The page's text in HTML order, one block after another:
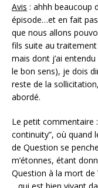
Avis : ahhh beaucoup
épisode…et en fait
que nous allons
fils suite au traitement
mais dont j’ai
le bon sens), je dois
reste de la
abordé.
Le petit commentaire
continuity”, où quand
de Question se
m’étonnes, étant
Question à la mort de
…qui est bien vivant